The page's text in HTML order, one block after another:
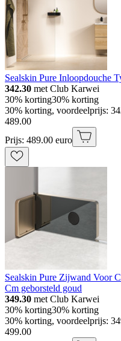
Sealskin Pure Inloopdouche
342.30 met Club Karwei
30% korting30% korting
30% korting, voordeelprijs:
489.00
Prijs: 489.00 euro
Sealskin Pure Zijwand Voor
Cm geborsteld goud
349.30 met Club Karwei
30% korting30% korting
30% korting, voordeelprijs:
499.00